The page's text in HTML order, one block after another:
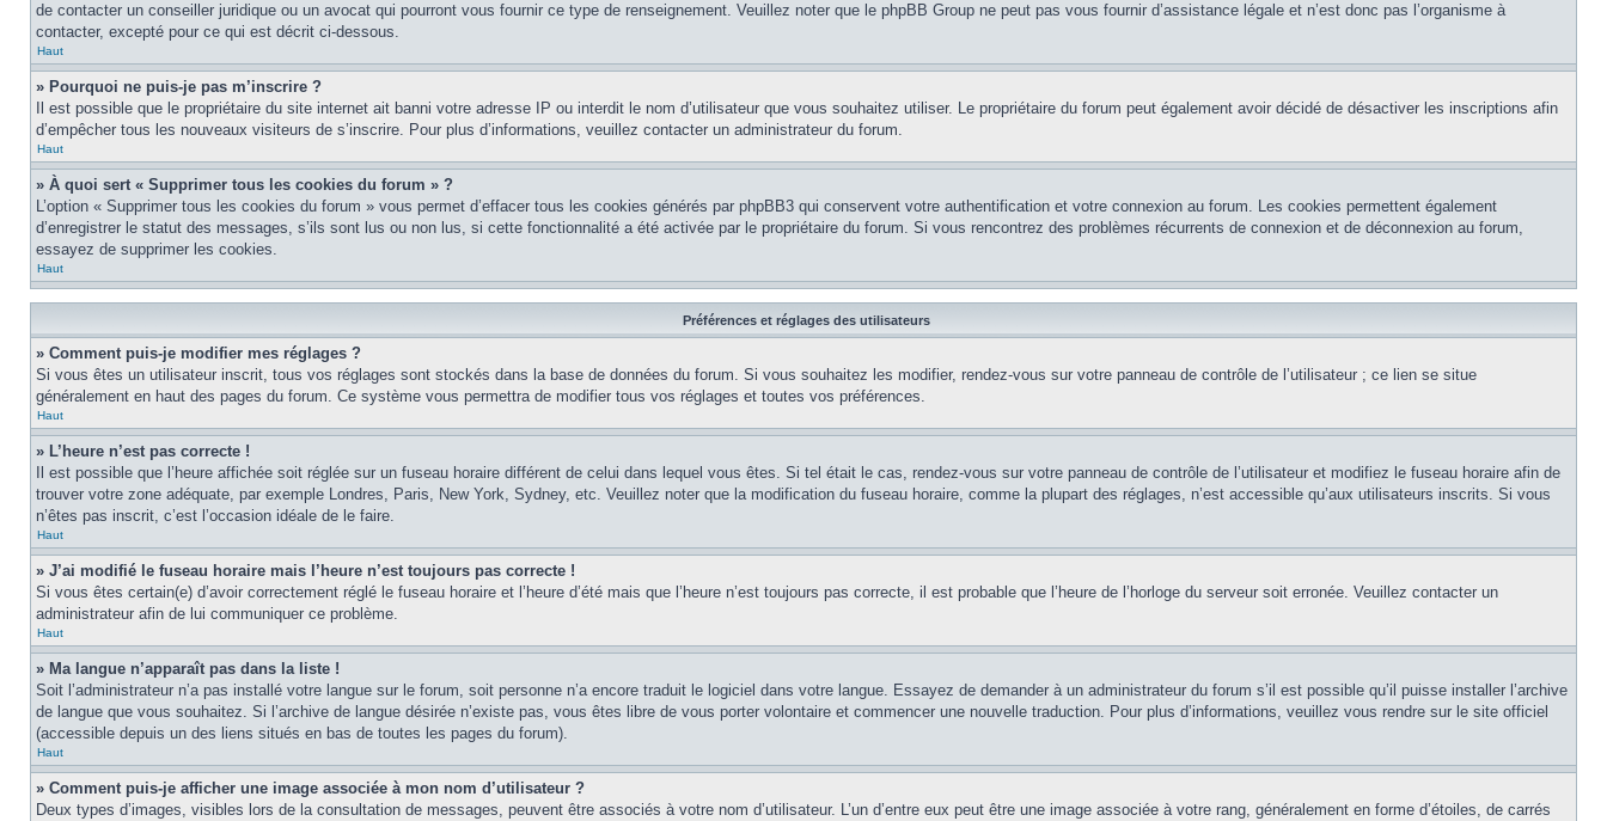
de contacter un conseiller juridique ou un avocat qui pourront vous fournir ce type de renseignement. Veuillez noter que le phpBB Group ne peut pas vous fournir d’assistance légale et n’est donc pas l’organisme à
contacter, excepté pour ce qui est décrit ci-dessous.
Haut
» Pourquoi ne puis-je pas m’inscrire ?
Il est possible que le propriétaire du site internet ait banni votre adresse IP ou interdit le nom d’utilisateur que vous souhaitez utiliser. Le propriétaire du forum peut également avoir décidé de désactiver les inscriptions afin
d’empêcher tous les nouveaux visiteurs de s’inscrire. Pour plus d’informations, veuillez contacter un administrateur du forum.
Haut
» À quoi sert « Supprimer tous les cookies du forum » ?
L’option « Supprimer tous les cookies du forum » vous permet d’effacer tous les cookies générés par phpBB3 qui conservent votre authentification et votre connexion au forum. Les cookies permettent également
d’enregistrer le statut des messages, s’ils sont lus ou non lus, si cette fonctionnalité a été activée par le propriétaire du forum. Si vous rencontrez des problèmes récurrents de connexion et de déconnexion au forum,
essayez de supprimer les cookies.
Haut
Préférences et réglages des utilisateurs
» Comment puis-je modifier mes réglages ?
Si vous êtes un utilisateur inscrit, tous vos réglages sont stockés dans la base de données du forum. Si vous souhaitez les modifier, rendez-vous sur votre panneau de contrôle de l’utilisateur ; ce lien se situe
généralement en haut des pages du forum. Ce système vous permettra de modifier tous vos réglages et toutes vos préférences.
Haut
» L’heure n’est pas correcte !
Il est possible que l’heure affichée soit réglée sur un fuseau horaire différent de celui dans lequel vous êtes. Si tel était le cas, rendez-vous sur votre panneau de contrôle de l’utilisateur et modifiez le fuseau horaire afin de
trouver votre zone adéquate, par exemple Londres, Paris, New York, Sydney, etc. Veuillez noter que la modification du fuseau horaire, comme la plupart des réglages, n’est accessible qu’aux utilisateurs inscrits. Si vous
n’êtes pas inscrit, c’est l’occasion idéale de le faire.
Haut
» J’ai modifié le fuseau horaire mais l’heure n’est toujours pas correcte !
Si vous êtes certain(e) d’avoir correctement réglé le fuseau horaire et l’heure d’été mais que l’heure n’est toujours pas correcte, il est probable que l’heure de l’horloge du serveur soit erronée. Veuillez contacter un
administrateur afin de lui communiquer ce problème.
Haut
» Ma langue n’apparaît pas dans la liste !
Soit l’administrateur n’a pas installé votre langue sur le forum, soit personne n’a encore traduit le logiciel dans votre langue. Essayez de demander à un administrateur du forum s’il est possible qu’il puisse installer l’archive
de langue que vous souhaitez. Si l’archive de langue désirée n’existe pas, vous êtes libre de vous porter volontaire et commencer une nouvelle traduction. Pour plus d’informations, veuillez vous rendre sur le site officiel
(accessible depuis un des liens situés en bas de toutes les pages du forum).
Haut
» Comment puis-je afficher une image associée à mon nom d’utilisateur ?
Deux types d’images, visibles lors de la consultation de messages, peuvent être associés à votre nom d’utilisateur. L’un d’entre eux peut être une image associée à votre rang, généralement en forme d’étoiles, de carrés